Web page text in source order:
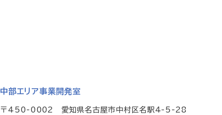
中部エリア事業開発室
〒450-0002 愛知県名古屋市中村区名駅4-5-28